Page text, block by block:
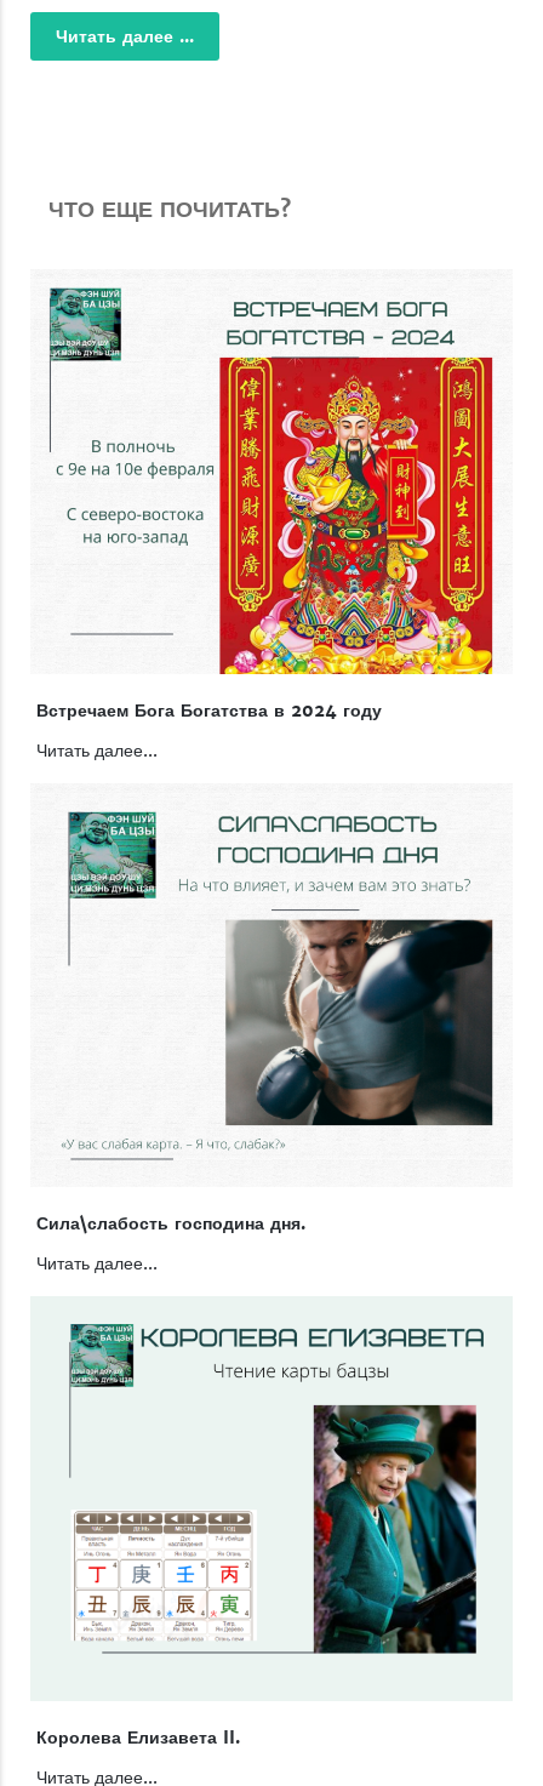
Читать далее ...
ЧТО ЕЩЕ ПОЧИТАТЬ?
Встречаем Бога Богатства в 2024 году
Читать далее...
Сила\слабость господина дня.
Читать далее...
Королева Елизавета II.
Читать далее...